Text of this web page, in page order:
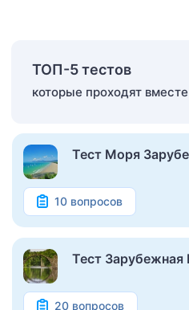
ТОП-5 тестов
которые проходят
Тест Моря
10 вопросов
Тест Зарубежная
20 вопросов